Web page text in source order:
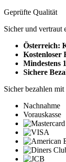
Geprüfte Qualität
Sicher und vertraut
Österreich:
Kostenloser
Mindestens
Sichere
Sicher bezahlen mit
Nachnahme
Vorauskasse